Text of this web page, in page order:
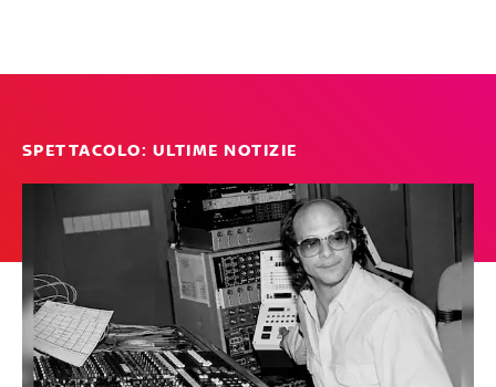
SPETTACOLO: ULTIME NOTIZIE